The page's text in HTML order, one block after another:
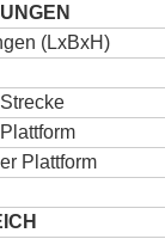
(LxBxH)
Plattform